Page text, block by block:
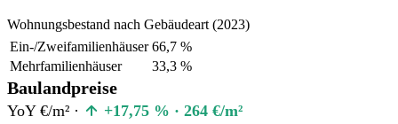
Wohnungsbestand nach Gebäudeart (2023)
Ein-/Zweifamilienhäuser 66,7 %
Mehrfamilienhäuser
33,3 %
Baulandpreise
YoY €/m² · +17,75 % · 264 €/m²